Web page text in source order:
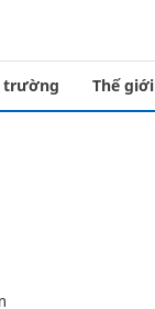
trường Thế giới